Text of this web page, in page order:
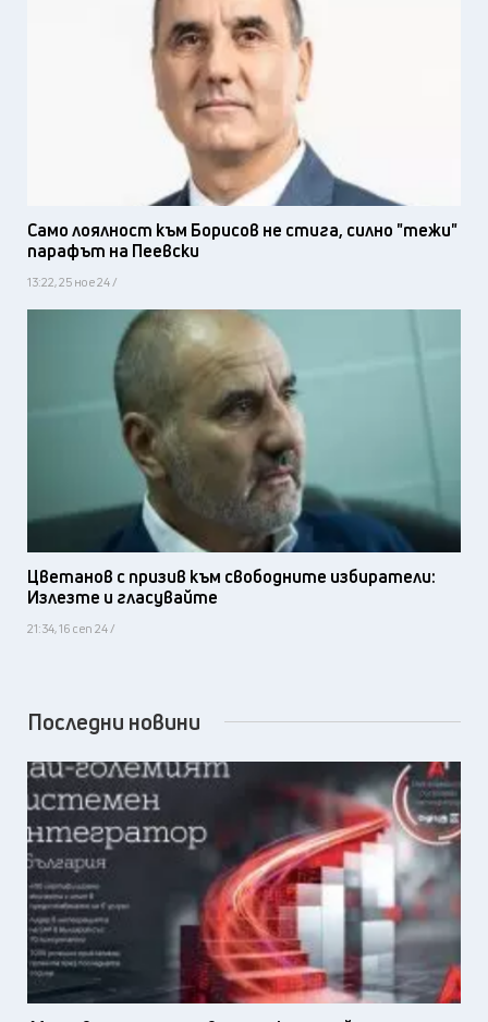
Само лоялност към Борисов не стига, силно "тежи"
парафът на Пеевски
13:22, 25 ное 24 /
Цветанов с призив към свободните избиратели:
Излезте и гласувайте
21:34, 16 сеп 24 /
Последни новини